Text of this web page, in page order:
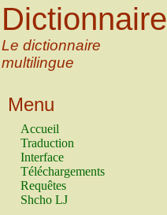
Dictionnaire
Le dictionnaire
multilingue
Menu
Accueil
Traduction
Interface
Téléchargements
Requêtes
Shcho LJ